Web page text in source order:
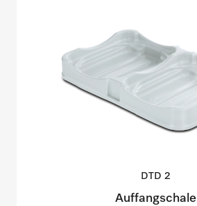
DTD 2
Auffangschale